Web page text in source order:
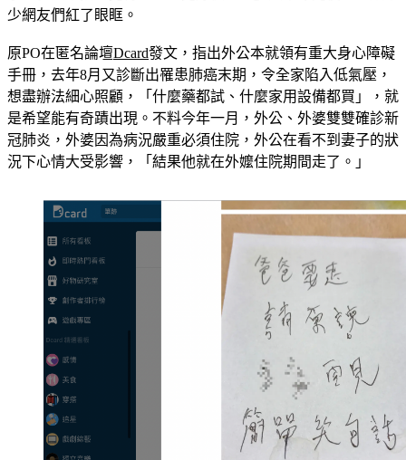
少網友們紅了眼眶。
原PO在匿名論壇Dcard發文，指出外公本就領有重大身心障礙
手冊，去年8月又診斷出罹患肺癌末期，令全家陷入低氣壓，
想盡辦法細心照顧，「什麼藥都試、什麼家用設備都買」，就
是希望能有奇蹟出現。不料今年一月，外公、外婆雙雙確診新
冠肺炎，外婆因為病況嚴重必須住院，外公在看不到妻子的狀
況下心情大受影響，「結果他就在外嬤住院期間走了。」